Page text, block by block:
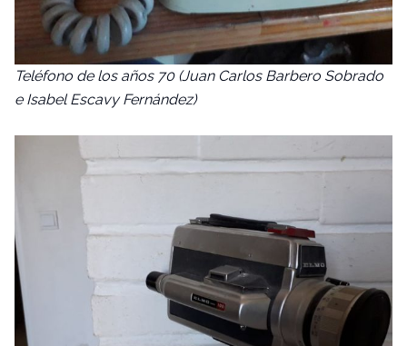
Teléfono de los años 70 (Juan Carlos Barbero Sobrado
e Isabel Escavy Fernández)